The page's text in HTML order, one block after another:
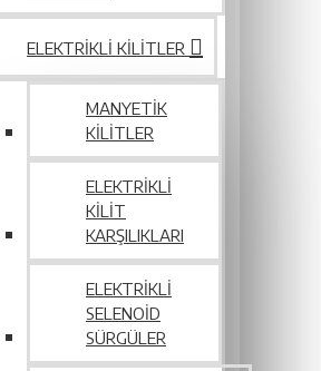
ELEKTRIKLI KILITLER
MANYETIK
KILITLER
ELEKTRIKLI
KILIT
KARŞILIKLARI
ELEKTRIKLI
SELENOID
SÜRGÜLER